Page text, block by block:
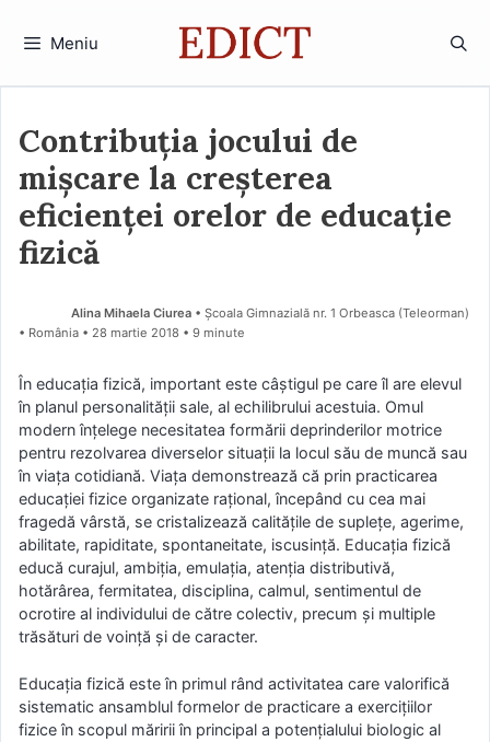
Meniu
Contribuția jocului de
mișcare la creșterea
eficienței orelor de educație
fizică
Alina Mihaela Ciurea • Școala Gimnazială nr. 1 Orbeasca (Teleorman)
• România
28 martie 2018 • 9 minute
În educaţia fizică, important este câştigul pe care îl are elevul
în planul personalităţii sale, al echilibrului acestuia. Omul
modern înţelege necesitatea formării deprinderilor motrice
pentru rezolvarea diverselor situaţii la locul său de muncă sau
în viaţa cotidiană. Viaţa demonstrează că prin practicarea
educaţiei fizice organizate raţional, începând cu cea mai
fragedă vârstă, se cristalizează calităţile de supleţe, agerime,
abilitate, rapiditate, spontaneitate, iscusinţă. Educaţia fizică
educă curajul, ambiţia, emulaţia, atenţia distributivă,
hotărârea, fermitatea, disciplina, calmul, sentimentul de
ocrotire al individului de către colectiv, precum şi multiple
trăsături de voinţă şi de caracter.
Educaţia fizică este în primul rând activitatea care valorifică
sistematic ansamblul formelor de practicare a exerciţiilor
fizice în scopul măririi în principal a potenţialului biologic al